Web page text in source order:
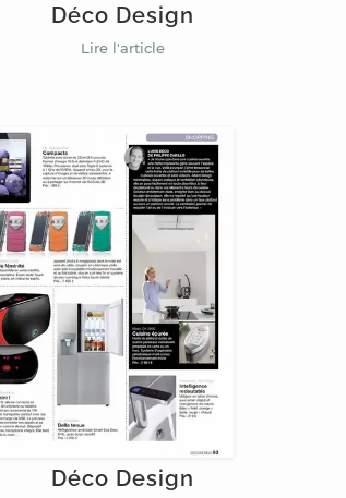
Déco Design
Lire l'article
Déco Design